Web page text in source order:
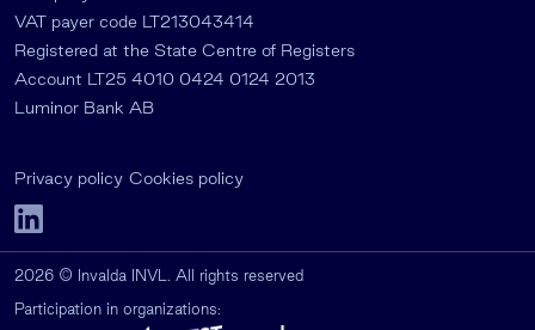
VAT payer code LT213043414
Registered at the State Centre of Registers
Account LT25 4010 0424 0124 2013
Luminor Bank AB
Privacy policy Cookies policy
2026 © Invalda INVL. All rights reserved
Participation in organizations: